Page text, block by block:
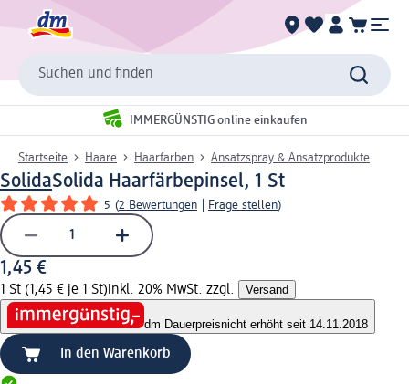
Suchen und finden
IMMERGÜNSTIG online einkaufen
Startseite Haare Haarfarben Ansatzspray & Ansatzprodukte
SolidaSolida Haarfärbepinsel, 1 St
5 (2 Bewertungen Frage stellen)
1,45 €
1 St (1,45 € je 1 St)inkl. 20% MwSt. zzgl. Versand
dm Dauerpreisnicht erhöht seit 14.11.2018
In den Warenkorb